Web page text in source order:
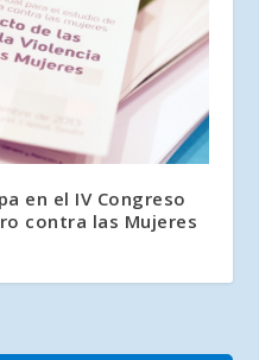
en el IV Congreso
contra las Mujeres